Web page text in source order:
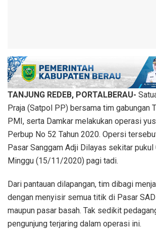
TANJUNG REDEB, PORTALBERAU-
Praja (Satpol PP) bersama tim gabungan
PMI, serta Damkar melakukan operasi
Perbup No 52 Tahun 2020. Opersi
Pasar Sanggam Adji Dilayas sekitar pukul
Minggu (15/11/2020) pagi tadi.
Dari pantauan dilapangan, tim dibagi
dengan menyisir semua titik di Pasar
maupun pasar basah. Tak sedikit
pengunjung terjaring dalam operasi ini.